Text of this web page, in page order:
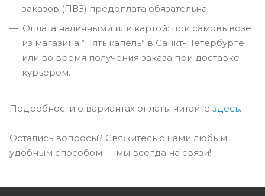
заказов (ПВЗ) предоплата обязательна.
Оплата наличными или картой: при самовывозе
из магазина “Пять капель” в Санкт-Петербурге
или во время получения заказа при доставке
курьером.
Подробности о вариантах оплаты читайте здесь.
Остались вопросы? Свяжитесь с нами любым
удобным способом — мы всегда на связи!